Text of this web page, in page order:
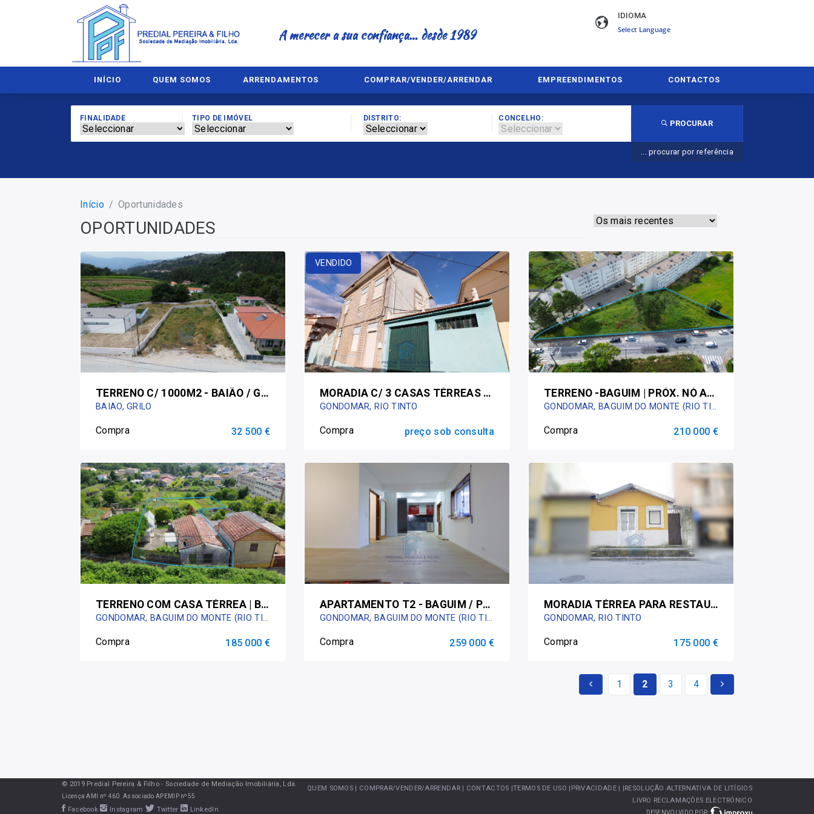
A merecer a sua confiança… desde 1989
IDIOMA
INÍCIO QUEM SOMOS ARRENDAMENTOS COMPRAR/VENDER/ARRENDAR EMPREENDIMENTOS CONTACTOS
FINALIDADE TIPO DE IMÓVEL DISTRITO: CONCELHO:
PROCURAR
... procurar por referência
Início Oportunidades
OPORTUNIDADES
TERRENO C/ 1000M2 - BAIÃO / GRILO
BAIÃO, GRILO
Compra 32 500 €
VENDIDO
MORADIA C/ 3 CASAS TÉRREAS - RIO TINTO / FERRARIA / PRÓX. À ESCOLA SECUNDÁRIA
GONDOMAR, RIO TINTO
Compra preço sob consulta
TERRENO -BAGUIM | PRÓX. NÓ A4 | EXCELENTE OPORTUNIDADE DE INVESTIMENTO
GONDOMAR, BAGUIM DO MONTE (RIO TINTO)
Compra 210 000 €
TERRENO COM CASA TÉRREA | BAGUIM (RIO TINTO) - JUNTO À IGREJA
GONDOMAR, BAGUIM DO MONTE (RIO TINTO)
Compra 185 000 €
APARTAMENTO T2 - BAGUIM / PRÓX. METRO CAMPAÍNHA
GONDOMAR, BAGUIM DO MONTE (RIO TINTO)
Compra 259 000 €
MORADIA TÉRREA PARA RESTAURAR - RIO TINTO / AREOSA
GONDOMAR, RIO TINTO
Compra 175 000 €
1 2 3 4
© 2019 Predial Pereira & Filho - Sociedade de Mediação Imobiliária, Lda.
Licença AMI nº 460. Associado APEMIP nº55
Facebook Instagram Twitter LinkedIn
QUEM SOMOS | COMPRAR/VENDER/ARRENDAR | CONTACTOS |TERMOS DE USO |PRIVACIDADE | |RESOLUÇÃO ALTERNATIVA DE LITÍGIOS
LIVRO RECLAMAÇÕES ELECTRÓNICO
DESENVOLVIDO POR: